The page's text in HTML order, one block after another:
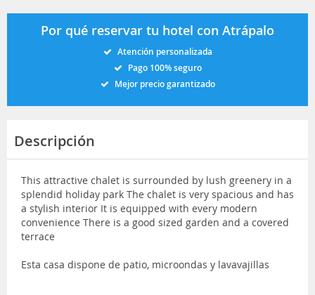
Por qué reservar tu hotel con Atrápalo
Atención personalizada
Pago 100% seguro
Mejor precio garantizado
Descripción
This attractive chalet is surrounded by lush greenery in a
splendid holiday park The chalet is very spacious and has
a stylish interior It is equipped with every modern
convenience There is a good sized garden and a covered
terrace
Esta casa dispone de patio, microondas y lavavajillas